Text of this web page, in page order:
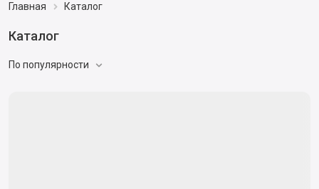
Главная Каталог
Каталог
По популярности